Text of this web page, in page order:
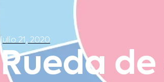
julio 21, 2020
Rueda